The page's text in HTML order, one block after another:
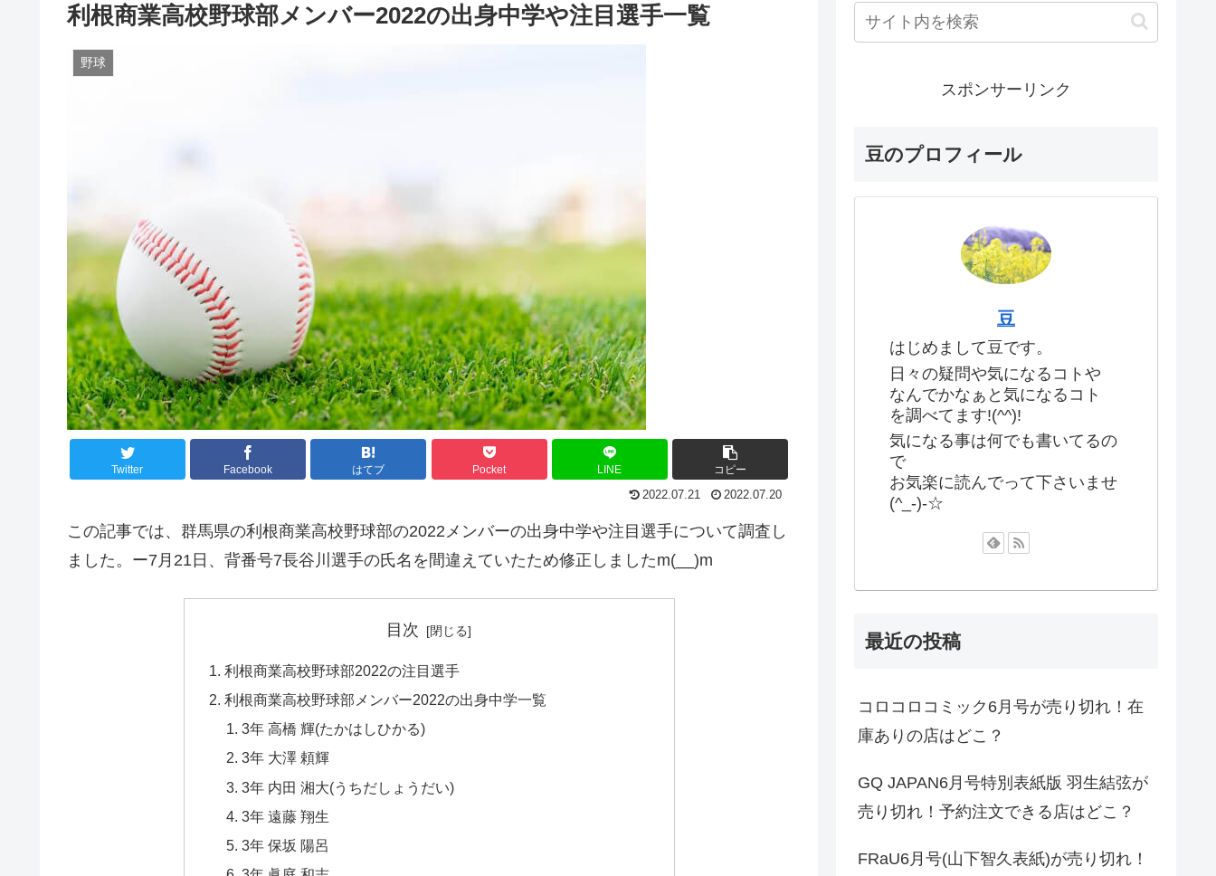
利根商業高校野球部メンバー2022の出身中学や注目選手一覧
野球
Twitter Facebook はてブ Pocket LINE コピー
2022.07.21 2022.07.20
この記事では、群馬県の利根商業高校野球部の2022メンバーの出身中学や注目選手について調査し
ました。ー7月21日、背番号7長谷川選手の氏名を間違えていたため修正しましたm(__)m
目次
利根商業高校野球部2022の注目選手
利根商業高校野球部メンバー2022の出身中学一覧
3年 高橋 輝(たかはしひかる)
3年 大澤 頼輝
3年 内田 湘大(うちだしょうだい)
3年 遠藤 翔生
3年 保坂 陽呂
スポンサーリンク
豆のプロフィール
豆
はじめまして豆です。
日々の疑問や気になるコトや
なんでかなぁと気になるコト
を調べてます!(^^)!
気になる事は何でも書いてるの
で
お気楽に読んでって下さいませ
(^_-)-☆
最近の投稿
コロコロコミック6月号が売り切れ！在
庫ありの店はどこ？
GQ JAPAN6月号特別表紙版 羽生結弦が
売り切れ！予約注文できる店はどこ？
FRaU6月号(山下智久表紙)が売り切れ！